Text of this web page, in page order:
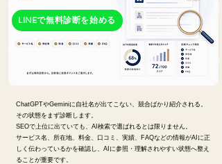
ChatGPTやGeminiに自社名が出てこない、競合ばかり紹介される。
その状態をまず診断します。
SEOで上位に出ていても、AI検索で選ばれるとは限りません。
サービス名、所在地、料金、口コミ、実績、FAQなどの情報がAIに正
しく伝わっているかを確認し、AIに参照・理解されやすい状態へ整え
ることが重要です。
LINEで無料診断を始める